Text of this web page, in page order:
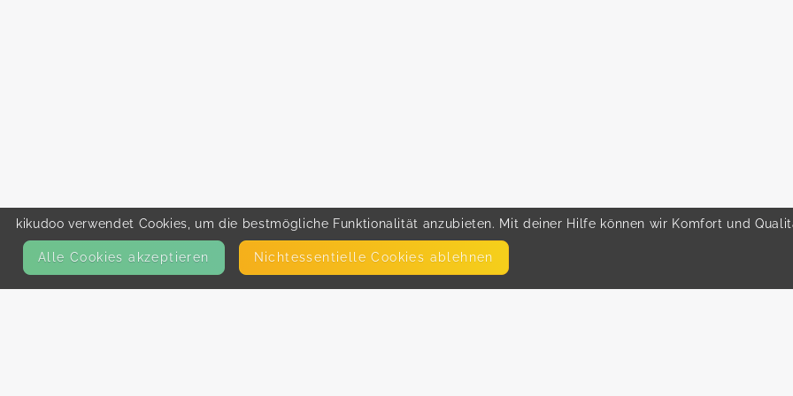
kikudoo verwendet Cookies, um die bestmögliche Funktionalität anzubieten. Mit deiner Hilfe können wir Komfort und
Alle Cookies akzeptieren Nicht­essentielle Cookies ablehnen